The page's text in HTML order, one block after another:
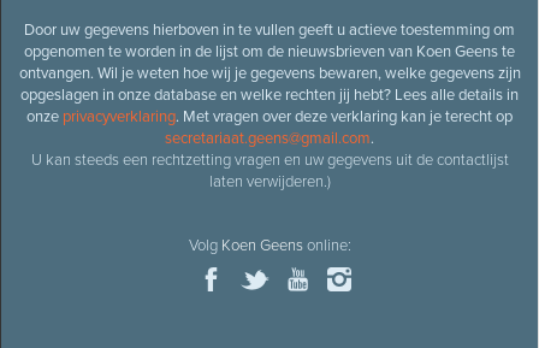
Door uw gegevens hierboven in te vullen geeft u actieve toestemming om
opgenomen te worden in de lijst om de nieuwsbrieven van Koen Geens te
ontvangen. Wil je weten hoe wij je gegevens bewaren, welke gegevens zijn
opgeslagen in onze database en welke rechten jij hebt? Lees alle details in
onze privacyverklaring. Met vragen over deze verklaring kan je terecht op
secretariaat.geens@gmail.com.
U kan steeds een rechtzetting vragen en uw gegevens uit de contactlijst
laten verwijderen.)
Volg Koen Geensonline: